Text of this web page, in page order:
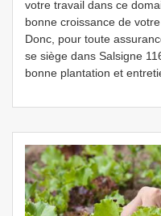
votre travail dans ce
bonne croissance de
Donc, pour toute
se siège dans Salsigne
bonne plantation et